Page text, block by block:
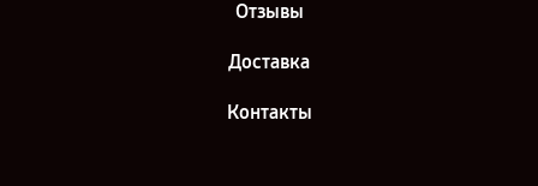
Отзывы
Доставка
Контакты